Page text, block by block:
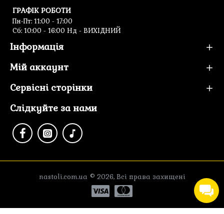
ГРАФІК РОБОТИ
Пн-Пт: 11:00 - 17:00
Cб: 10:00 - 16:00 Нд - ВИХІДНИЙ
Інформація
Мій аккаунт
Сервісні сторінки
Слідкуйте за нами
nastoli.com.ua © 2026, Всі права захищені